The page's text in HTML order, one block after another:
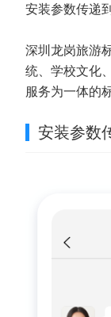
安装参数传递
深圳龙岗旅游
统、学校文化
服务为一体的
安装参数